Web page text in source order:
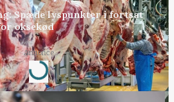
Spæde lyspunkter i fortsat
oksekød
Annonce
Loading...